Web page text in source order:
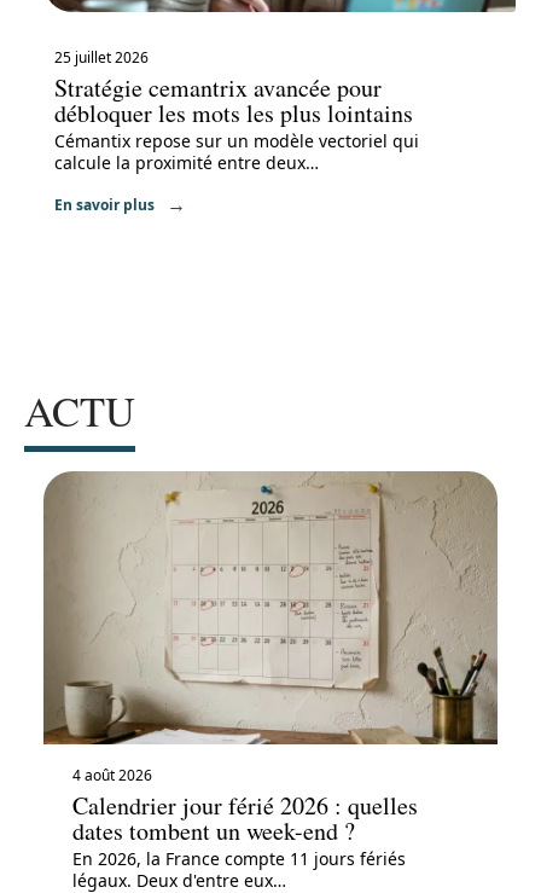
25 juillet 2026
Stratégie cemantrix avancée pour
débloquer les mots les plus lointains
Cémantix repose sur un modèle vectoriel qui
calcule la proximité entre deux…
En savoir plus
ACTU
4 août 2026
Calendrier jour férié 2026 : quelles
dates tombent un week-end ?
En 2026, la France compte 11 jours fériés
légaux. Deux d'entre eux…